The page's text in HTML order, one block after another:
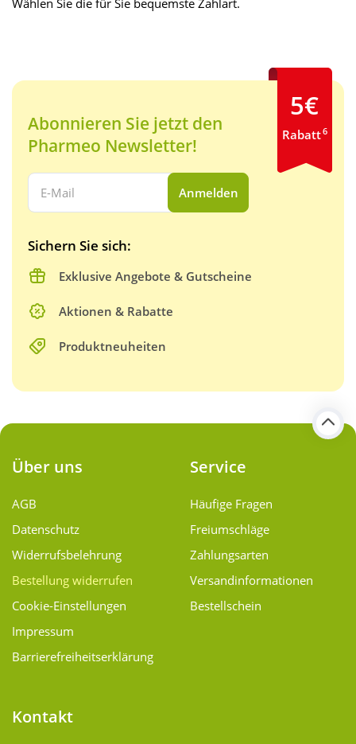
Abonnieren Sie jetzt den
Pharmeo Newsletter!
Ihre E-Mail Adresse:
Anmelden
Sichern Sie sich:
Exklusive Angebote & Gutscheine
Aktionen & Rabatte
Produktneuheiten
5€
Rabatt6
Über uns
AGB
Datenschutz
Widerrufsbelehrung
Bestellung widerrufen
Cookie-Einstellungen
Impressum
Barrierefreiheitserklärung
Service
Häufige Fragen
Freiumschläge
Zahlungsarten
Versand­informationen
Bestellschein
Kontakt